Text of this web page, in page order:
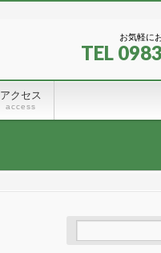
お気軽に
TEL
アクセス
access